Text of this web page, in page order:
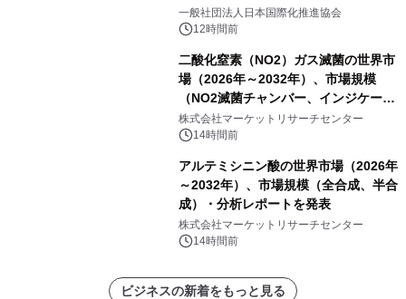
一般社団法人日本国際化推進協会
12時間前
二酸化窒素（NO2）ガス滅菌の世界市
場（2026年～2032年）、市場規模
（NO2滅菌チャンバー、インジケータ
ーおよびモニタリングシステム、その
他）・分析レポートを発表
株式会社マーケットリサーチセンター
14時間前
アルテミシニン酸の世界市場（2026年
～2032年）、市場規模（全合成、半合
成）・分析レポートを発表
株式会社マーケットリサーチセンター
14時間前
ビジネスの新着をもっと見る